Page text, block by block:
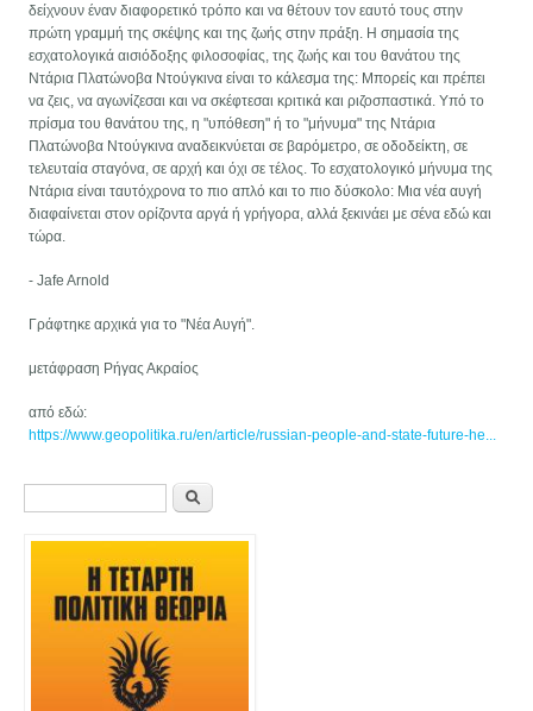
δείχνουν έναν διαφορετικό τρόπο και να θέτουν τον εαυτό τους στην
πρώτη γραμμή της σκέψης και της ζωής στην πράξη. Η σημασία της
εσχατολογικά αισιόδοξης φιλοσοφίας, της ζωής και του θανάτου της
Ντάρια Πλατώνοβα Ντούγκινα είναι το κάλεσμα της: Μπορείς και πρέπει
να ζεις, να αγωνίζεσαι και να σκέφτεσαι κριτικά και ριζοσπαστικά. Υπό το
πρίσμα του θανάτου της, η "υπόθεση" ή το "μήνυμα" της Ντάρια
Πλατώνοβα Ντούγκινα αναδεικνύεται σε βαρόμετρο, σε οδοδείκτη, σε
τελευταία σταγόνα, σε αρχή και όχι σε τέλος. Το εσχατολογικό μήνυμα της
Ντάρια είναι ταυτόχρονα το πιο απλό και το πιο δύσκολο: Μια νέα αυγή
διαφαίνεται στον ορίζοντα αργά ή γρήγορα, αλλά ξεκινάει με σένα εδώ και
τώρα.
- Jafe Arnold
Γράφτηκε αρχικά για το "Νέα Αυγή".
μετάφραση Ρήγας Ακραίος
από εδώ:
https://www.geopolitika.ru/en/article/russian-people-and-state-future-he...
Φόρμα αναζήτησης